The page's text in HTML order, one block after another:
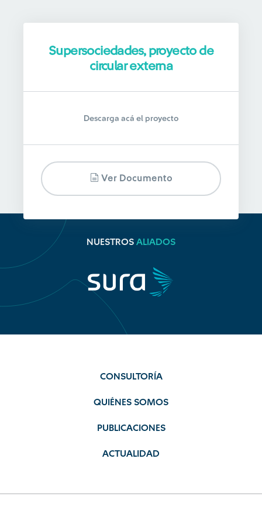
Supersociedades, proyecto de
circular externa
Descarga acá el proyecto
Ver Documento
NUESTROS ALIADOS
CONSULTORÍA
QUIÉNES SOMOS
PUBLICACIONES
ACTUALIDAD